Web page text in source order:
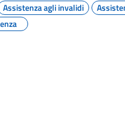
Assistenza agli invalidi